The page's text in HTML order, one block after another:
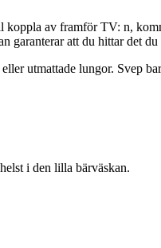
av framför TV: n,
garanterar att du hittar det du
utmattade lungor. Svep
i den lilla bärväskan.